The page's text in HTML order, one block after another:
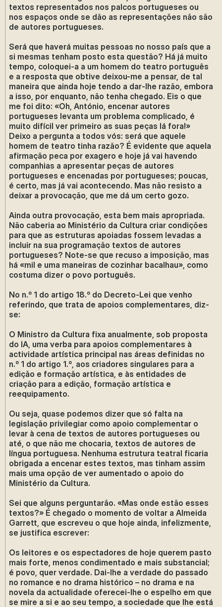
textos representados nos palcos portugueses ou
nos espaços onde se dão as representações não são
de autores portugueses.
Será que haverá muitas pessoas no nosso país que a
si mesmas tenham posto esta questão? Há já muito
tempo, coloquei-a a um homem do teatro português
e a resposta que obtive deixou-me a pensar, de tal
maneira que ainda hoje tendo a dar-lhe razão, embora
a isso, por enquanto, não tenha chegado. Eis o que
me foi dito: «Oh, António, encenar autores
portugueses levanta um problema complicado, é
muito difícil ver primeiro as suas peças lá fora!»
Deixo a pergunta a todos vós: será que aquele
homem de teatro tinha razão? É evidente que aquela
afirmação peca por exagero e hoje já vai havendo
companhias a apresentar peças de autores
portugueses e encenadas por portugueses; poucas,
é certo, mas já vai acontecendo. Mas não resisto a
deixar a provocação, que me dá um certo gozo.
Ainda outra provocação, esta bem mais apropriada.
Não caberia ao Ministério da Cultura criar condições
para que as estruturas apoiadas fossem levadas a
incluir na sua programação textos de autores
portugueses? Note-se que recuso a imposição, mas
há «mil e uma maneiras de cozinhar bacalhau», como
costuma dizer o povo português.
No n.º 1 do artigo 18.º do Decreto-Lei que venho
referindo, que trata de apoios complementares, diz-
se:
O Ministro da Cultura fixa anualmente, sob proposta
do IA, uma verba para apoios complementares à
actividade artística principal nas áreas definidas no
n.º 1 do artigo 1.º, aos criadores singulares para a
edição e formação artística, e às entidades de
criação para a edição, formação artística e
reequipamento.
Ou seja, quase podemos dizer que só falta na
legislação privilegiar como apoio complementar o
levar à cena de textos de autores portugueses ou
até, o que não me chocaria, textos de autores de
língua portuguesa. Nenhuma estrutura teatral ficaria
obrigada a encenar estes textos, mas tinham assim
mais uma opção de ver aumentado o apoio do
Ministério da Cultura.
Sei que alguns perguntarão. «Mas onde estão esses
textos?» É chegado o momento de voltar a Almeida
Garrett, que escreveu o que hoje ainda, infelizmente,
se justifica escrever:
Os leitores e os espectadores de hoje querem pasto
mais forte, menos condimentado e mais substancial;
é povo, quer verdade. Dai-lhe a verdade do passado
no romance e no drama histórico – no drama e na
novela da actualidade oferecei-lhe o espelho em que
se mire a si e ao seu tempo, a sociedade que lhe está